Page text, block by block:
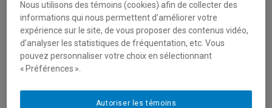
Nous utilisons des témoins (cookies) afin de collecter des
informations qui nous permettent d’améliorer votre
expérience sur le site, de vous proposer des contenus vidéo,
d’analyser les statistiques de fréquentation, etc. Vous
pouvez personnaliser votre choix en sélectionnant
« Préférences ».
Autoriser les témoins